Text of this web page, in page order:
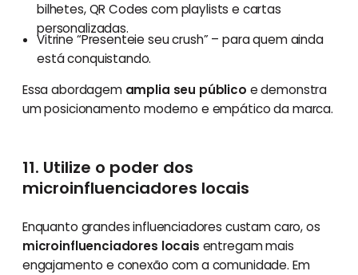
bilhetes, QR Codes com playlists e cartas
personalizadas.
Vitrine “Presenteie seu crush” – para quem ainda
está conquistando.
Essa abordagem amplia seu público e demonstra
um posicionamento moderno e empático da marca.
11. Utilize o poder dos
microinfluenciadores locais
Enquanto grandes influenciadores custam caro, os
microinfluenciadores locais entregam mais
engajamento e conexão com a comunidade. Em